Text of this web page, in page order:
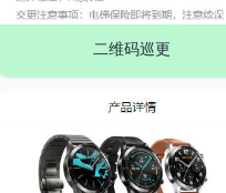
二维码巡更